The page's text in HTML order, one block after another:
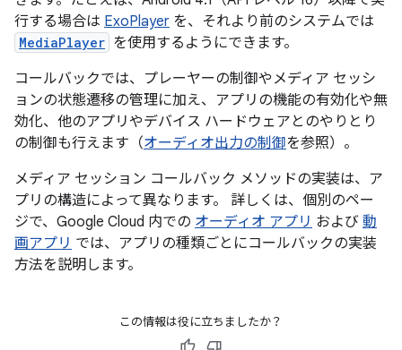
行する場合は ExoPlayer を、それより前のシステムでは
MediaPlayer を使用するようにできます。
コールバックでは、プレーヤーの制御やメディア セッシ
ョンの状態遷移の管理に加え、アプリの機能の有効化や無
効化、他のアプリやデバイス ハードウェアとのやりとり
の制御も行えます（オーディオ出力の制御を参照）。
メディア セッション コールバック メソッドの実装は、ア
プリの構造によって異なります。 詳しくは、個別のペー
ジで、Google Cloud 内での オーディオ アプリ および 動
画アプリ では、アプリの種類ごとにコールバックの実装
方法を説明します。
この情報は役に立ちましたか？